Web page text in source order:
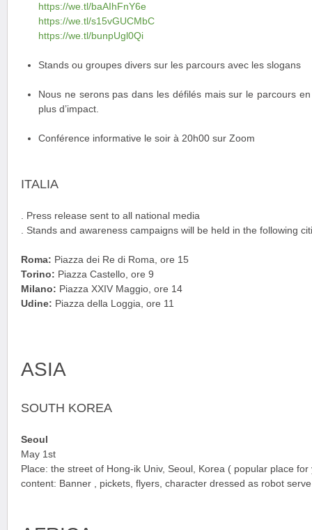
https://we.tl/baAIhFnY6e
https://we.tl/s15vGUCMbC
https://we.tl/bunpUgl0Qi
Stands ou groupes divers sur les parcours avec les slogans
Nous ne serons pas dans les défilés mais sur le parcours
plus d’impact.
Conférence informative le soir à 20h00 sur Zoom
ITALIA
. Press release sent to all national media
. Stands and awareness campaigns will be held in the following
Roma: Piazza dei Re di Roma, ore 15
Torino: Piazza Castello, ore 9
Milano: Piazza XXIV Maggio, ore 14
Udine: Piazza della Loggia, ore 11
ASIA
SOUTH KOREA
Seoul
May 1st
Place: the street of Hong-ik Univ, Seoul, Korea ( popular place
content: Banner , pickets, flyers, character dressed as robot